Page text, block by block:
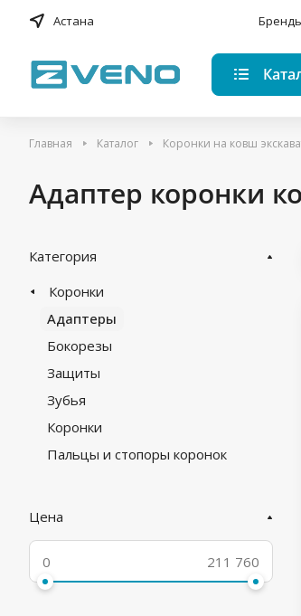
Астана
Главная Каталог Коронки на ковш
Адаптер коронки
Категория
Коронки
Адаптеры
Бокорезы
Защиты
Зубья
Коронки
Пальцы и стопоры коронок
Цена